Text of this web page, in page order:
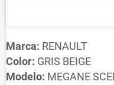
Marca: RENAULT
Color: GRIS BEIGE
Modelo: MEGANE